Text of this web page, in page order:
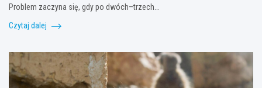
Problem zaczyna się, gdy po dwóch–trzech…
Czytaj dalej